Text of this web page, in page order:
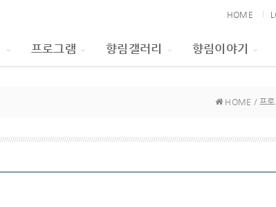
HOME
프로그램 향림갤러리 향림이야기
HOME / 프